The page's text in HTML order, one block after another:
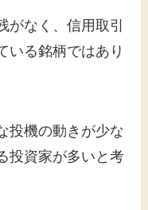
がなく、信用取引
いる銘柄ではあり
投機の動きが少な
投資家が多いと考